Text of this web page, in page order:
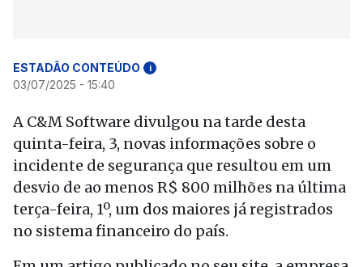
ESTADÃO CONTEÚDO i
03/07/2025 - 15:40
A C&M Software divulgou na tarde desta
quinta-feira, 3, novas informações sobre o
incidente de segurança que resultou em um
desvio de ao menos R$ 800 milhões na última
terça-feira, 1º, um dos maiores já registrados
no sistema financeiro do país.